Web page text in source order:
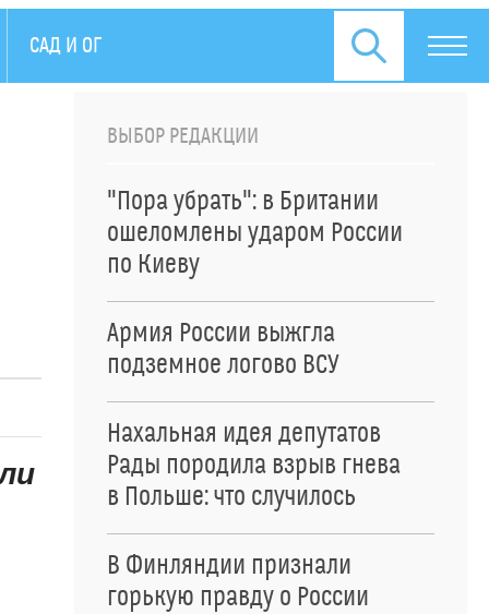
САД И ОГОРОД
ВЫБОР РЕДАКЦИИ
"Пора убрать": в Британии
ошеломлены ударом России
по Киеву
Армия России выжгла
подземное логово ВСУ
Нахальная идея депутатов
Рады породила взрыв гнева
в Польше: что случилось
В Финляндии признали
горькую правду о России